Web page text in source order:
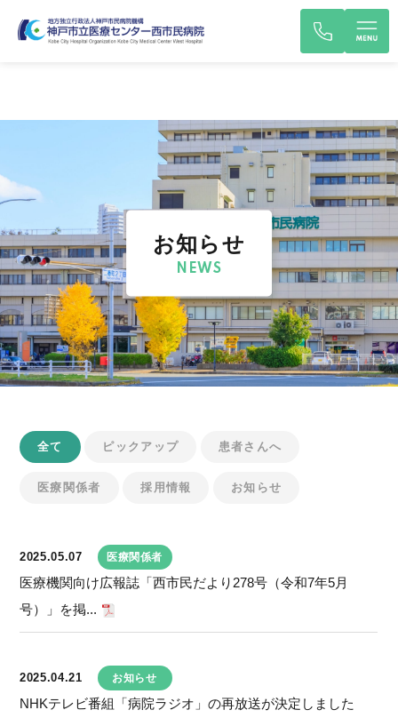
お知らせ
NEWS
全て ピックアップ 患者さんへ
医療関係者 採用情報 お知らせ
2025.05.07 医療関係者
医療機関向け広報誌「西市民だより278号（令和7年5月
号）」を掲...
2025.04.21 お知らせ
NHKテレビ番組「病院ラジオ」の再放送が決定しました